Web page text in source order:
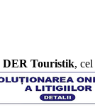
DER Touristik,